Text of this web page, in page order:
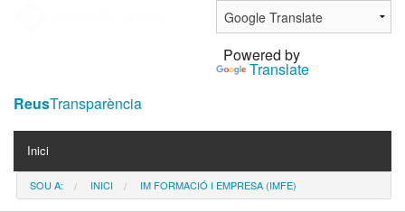
Powered by
Translate
ReusTransparència
Navigation
Inici
Contacta
SOU A: INICI IM FORMACIÓ I EMPRESA (IMFE)